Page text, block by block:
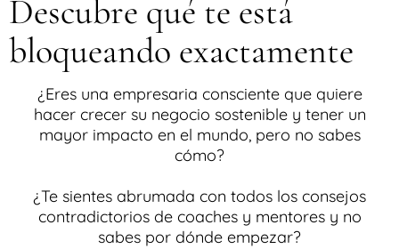
Descubre qué te está
bloqueando exactamente
¿Eres una empresaria consciente que quiere
hacer crecer su negocio sostenible y tener un
mayor impacto en el mundo, pero no sabes
cómo?
¿Te sientes abrumada con todos los consejos
contradictorios de coaches y mentores y no
sabes por dónde empezar?